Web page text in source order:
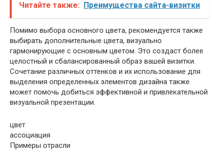
Читайте также: Преимущества сайта-визитки
Помимо выбора основного цвета, рекомендуется также
выбирать дополнительные цвета, визуально
гармонирующие с основным цветом. Это создаст более
целостный и сбалансированный образ вашей визитки.
Сочетание различных оттенков и их использование для
выделения определенных элементов дизайна также
может помочь добиться эффективной и привлекательной
визуальной презентации.
цвет
ассоциация
Примеры отрасли